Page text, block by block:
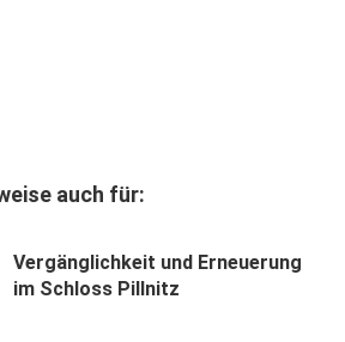
auch für:
Vergänglichkeit und Erneuerung
im Schloss Pillnitz